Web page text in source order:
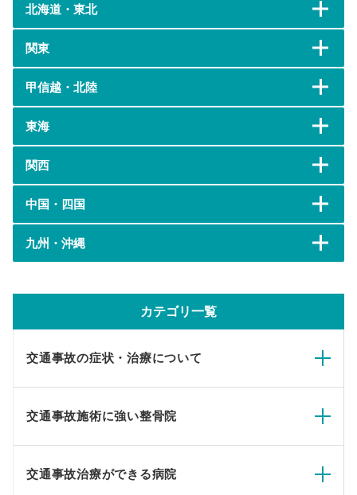
北海道・東北
関東
甲信越・北陸
東海
関西
中国・四国
九州・沖縄
カテゴリ一覧
交通事故の症状・治療について
交通事故施術に強い整骨院
交通事故治療ができる病院